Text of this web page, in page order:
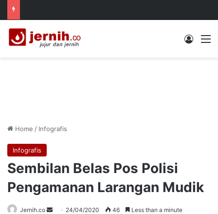
Log In
Home / Infografis
Infografis
Sembilan Belas Pos Polisi
Pengamanan Larangan Mudik
Jernih.co
Send 24/04/2020 46 Less than a minute